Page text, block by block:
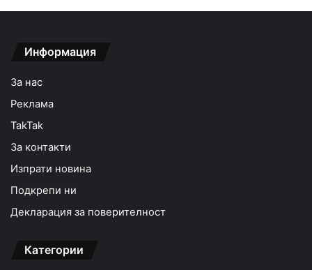
Информация
За нас
Реклама
TakTak
За контакти
Изпрати новина
Подкрепи ни
Декларация за поверителност
Категории